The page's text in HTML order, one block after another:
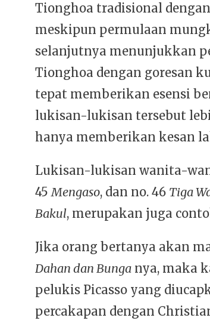
Tionghoa tradisional
meskipun permulaan
selanjutnya menunjukkan
Tionghoa dengan goresan
tepat memberikan esensi
lukisan-lukisan tersebut
hanya memberikan kesan
Lukisan-lukisan wanita-
45Mengaso, dan no. 46 Tiga
Bakul, merupakan juga
Jika orang bertanya akan
Dahan dan Bunga nya, maka
pelukis Picasso yang
percakapan dengan